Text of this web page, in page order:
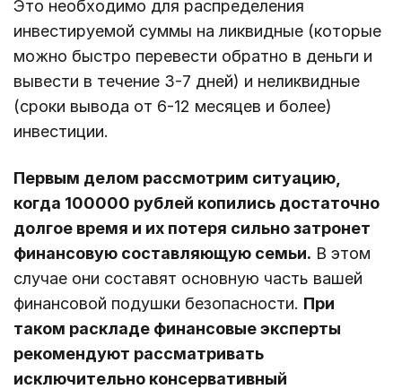
Это необходимо для распределения
инвестируемой суммы на ликвидные (которые
можно быстро перевести обратно в деньги и
вывести в течение 3-7 дней) и неликвидные
(сроки вывода от 6-12 месяцев и более)
инвестиции.
Первым делом рассмотрим ситуацию,
когда 100000 рублей копились достаточно
долгое время и их потеря сильно затронет
финансовую составляющую семьи. В этом
случае они составят основную часть вашей
финансовой подушки безопасности. При
таком раскладе финансовые эксперты
рекомендуют рассматривать
исключительно консервативный